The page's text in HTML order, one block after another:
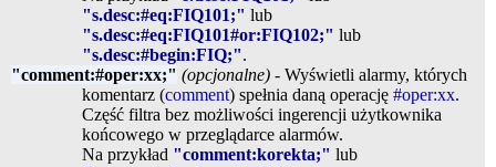
"s.desc:#eq:FIQ101;" lub
"s.desc:#eq:FIQ101#or:FIQ102;" lub
"s.desc:#begin:FIQ;".
"comment:#oper:xx;" (opcjonalne) - Wyświetli alarmy, których
komentarz (comment) spełnia daną operację #oper:xx.
Część filtra bez możliwości ingerencji użytkownika
końcowego w przeglądarce alarmów.
Na przykład "comment:korekta;" lub